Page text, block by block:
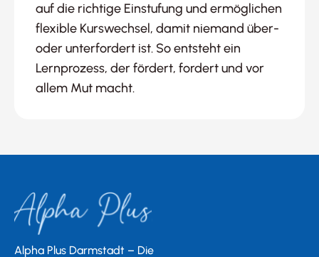
auf die richtige Einstufung und ermöglichen
flexible Kurswechsel, damit niemand über-
oder unterfordert ist. So entsteht ein
Lernprozess, der fördert, fordert und vor
allem Mut macht.
Alpha Plus Darmstadt – Die